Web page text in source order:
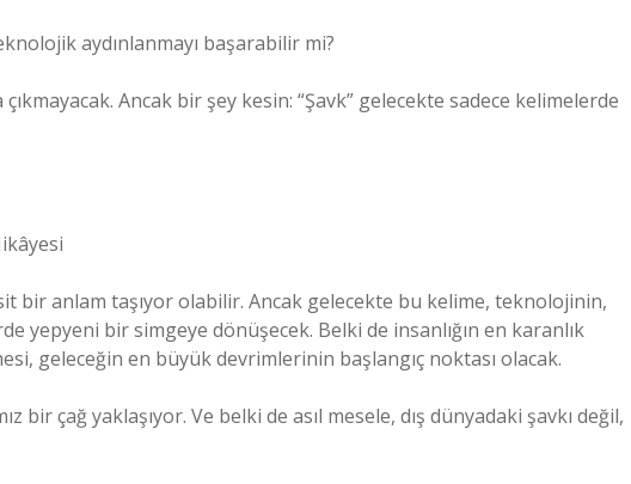
aydınlanmayı başarabilir mi?
Ancak bir şey kesin: “Şavk” gelecekte sadece kelimelerde
bir anlam taşıyor olabilir. Ancak gelecekte bu kelime, teknolojinin,
yepyeni bir simgeye dönüşecek. Belki de insanlığın en karanlık
geleceğin en büyük devrimlerinin başlangıç noktası olacak.
bir çağ yaklaşıyor. Ve belki de asıl mesele, dış dünyadaki şavkı değil,